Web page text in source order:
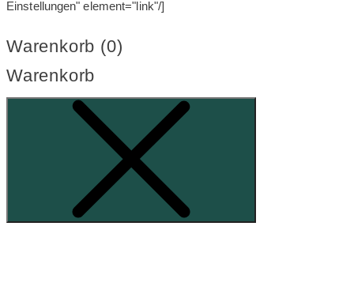
Einstellungen" element="link"/]
Warenkorb (0)
Warenkorb